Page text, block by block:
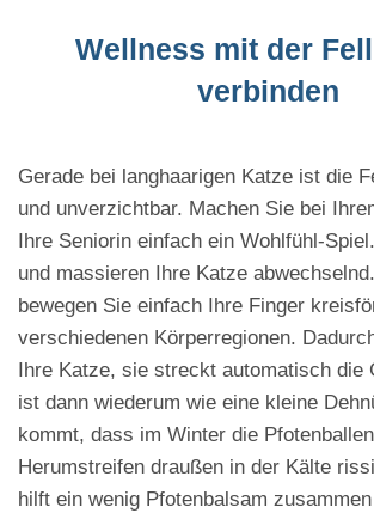
Wellness mit der
verbinden
Gerade bei langhaarigen Katze ist die
und unverzichtbar. Machen Sie bei
Ihre Seniorin einfach ein Wohlfühl-
und massieren Ihre Katze
bewegen Sie einfach Ihre Finger
verschiedenen Körperregionen.
Ihre Katze, sie streckt automatisch die
ist dann wiederum wie eine kleine
kommt, dass im Winter die
Herumstreifen draußen in der Kälte
hilft ein wenig Pfotenbalsam